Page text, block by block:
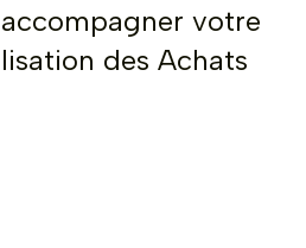
votre
des Achats